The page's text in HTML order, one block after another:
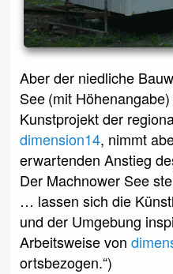
Aber der niedliche
See (mit
Kunstprojekt der
dimension14, nimmt
erwartenden Anstieg
Der Machnower See
… lassen sich die
und der Umgebung
Arbeitsweise von
ortsbezogen.“)